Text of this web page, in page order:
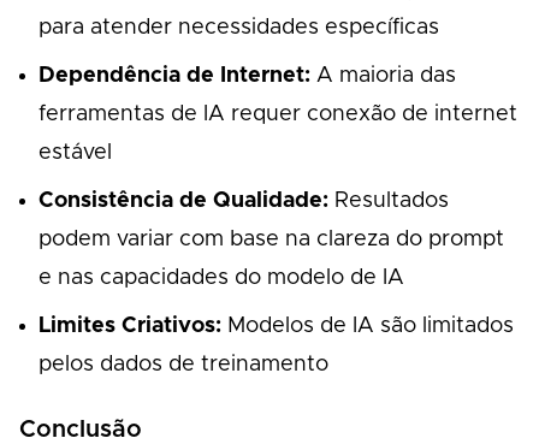
para atender necessidades específicas
Dependência de Internet: A maioria das
ferramentas de IA requer conexão de internet
estável
Consistência de Qualidade: Resultados
podem variar com base na clareza do prompt
e nas capacidades do modelo de IA
Limites Criativos: Modelos de IA são limitados
pelos dados de treinamento
Conclusão